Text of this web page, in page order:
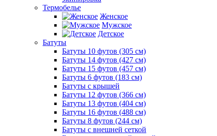
Термобелье
Женское
Мужское
Детское
Батуты
Батуты 10 футов (305 см)
Батуты 14 футов (427 см)
Батуты 15 футов (457 см)
Батуты 6 футов (183 см)
Батуты с крышей
Батуты 12 футов (366 см)
Батуты 13 футов (404 см)
Батуты 16 футов (488 см)
Батуты 8 футов (244 см)
Батуты с внешней сеткой